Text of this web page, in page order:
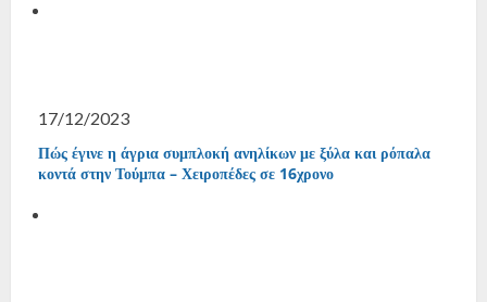
17/12/2023
Πώς έγινε η άγρια συμπλοκή ανηλίκων με ξύλα και ρόπαλα
κοντά στην Τούμπα – Χειροπέδες σε 16χρονο